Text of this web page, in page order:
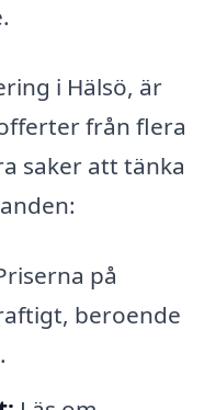
i Hälsö, är
från flera
saker att tänka
på
beroende